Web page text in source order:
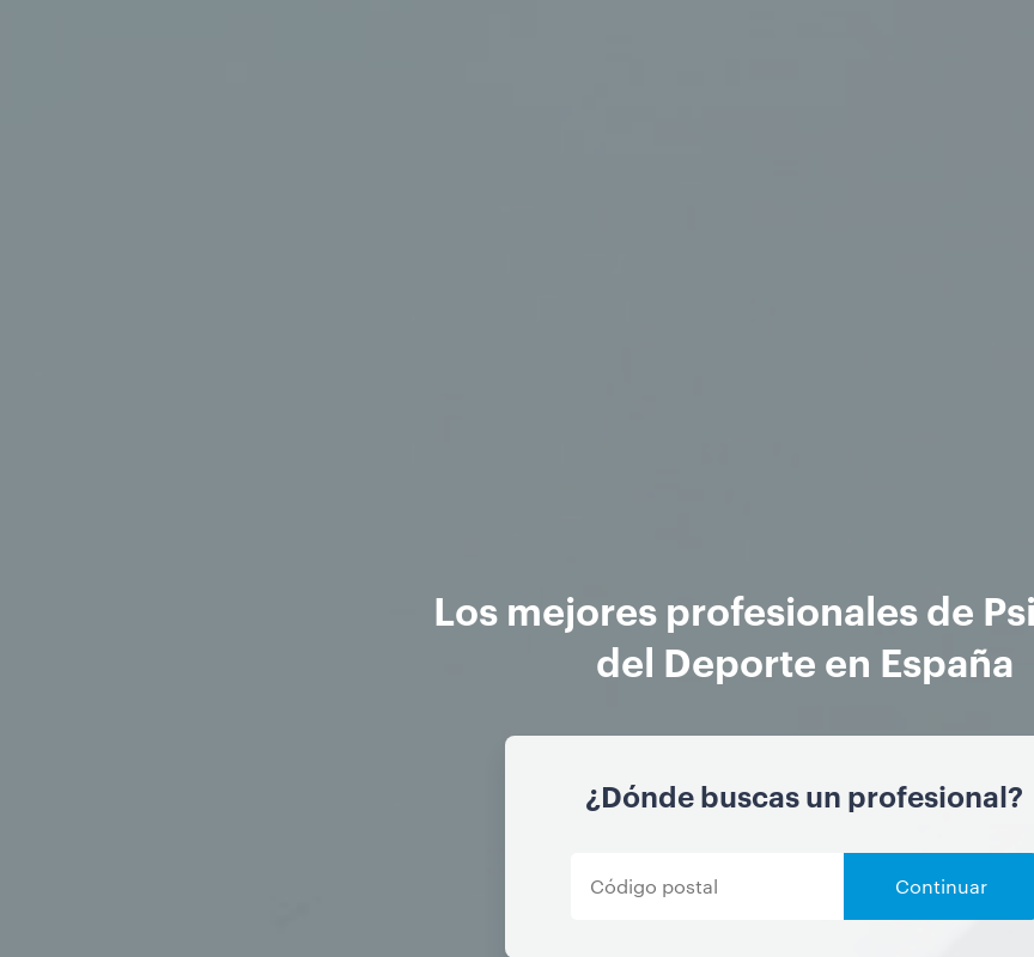
Los mejores profesionales de
del Deporte en España
¿Dónde buscas un profesional?
Continuar